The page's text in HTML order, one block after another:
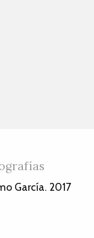
García. 2017